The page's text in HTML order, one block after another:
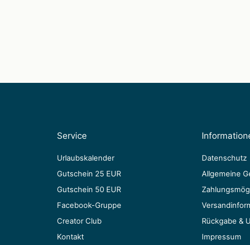
Service
Urlaubskalender
Gutschein 25 EUR
Gutschein 50 EUR
Facebook-Gruppe
Creator Club
Kontakt
Datenschutz
Allgemeine
Rückgabe &
Impressum